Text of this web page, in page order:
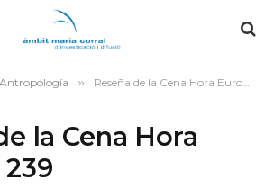
Antropología » Reseña de la Cena Hora Europea 239
la Cena Hora